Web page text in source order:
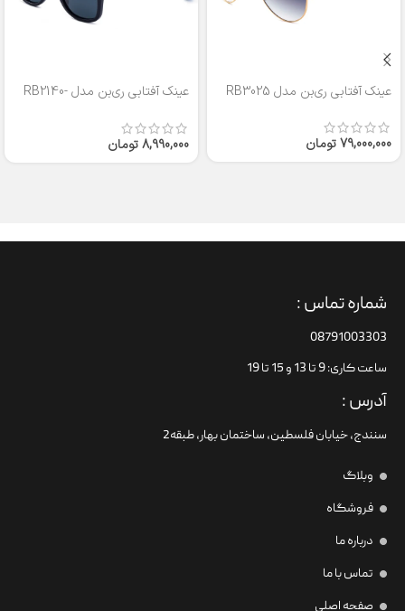
عینک آفتابی ری‌بن مدل RB3025
79,000,000تومان
عینک آفتابی ری‌بن مدل RB2140-
8,990,000تومان
شماره تماس :
08791003303
ساعت کاری: 9 تا 13 و 15 تا 19
آدرس :
سنندج، خیابان فلسطین،‌ ساختمان بهار، طبقه2
وبلاگ
فروشگاه
درباره ما
تماس با ما
صفحه اصلی